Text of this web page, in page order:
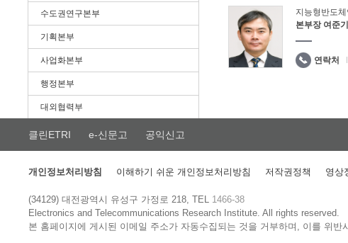
수도권연구본부
기획본부
사업화본부
행정본부
대외협력부
지능형반도
본부장 여준기
연락처
클린ETRI e-신문고 공익신고
개인정보처리방침 이해하기 쉬운 개인정보처리방침 저작권정책 영상
(34129) 대전광역시 유성구 가정로 218, TEL 1466-38
Electronics and Telecommunications Research Institute.All rights reserved.
본 홈페이지에 게시된 이메일 주소가 자동수집되는 것을 거부하며, 이를 위